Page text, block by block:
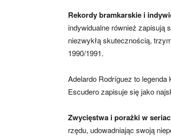
Rekordy bramkarskie i
indywidualne również zapisują
niezwykłą skutecznością,
1990/1991.
Adelardo Rodríguez to
Escudero zapisuje się jako
Zwycięstwa i porażki w
rzędu, udowadniając swoją